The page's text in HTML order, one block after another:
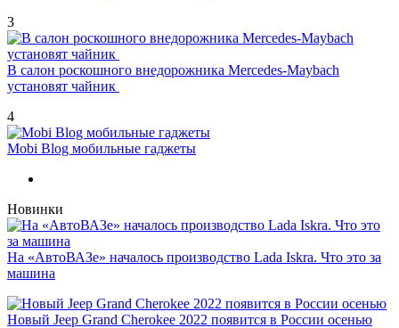
3
В салон роскошного внедорожника Mercedes-Maybach
установят чайник
4
Mobi Blog мобильные гаджеты
Новинки
На «АвтоВАЗе» началось производство Lada Iskra. Что это за
машина
Новый Jeep Grand Cherokee 2022 появится в России осенью